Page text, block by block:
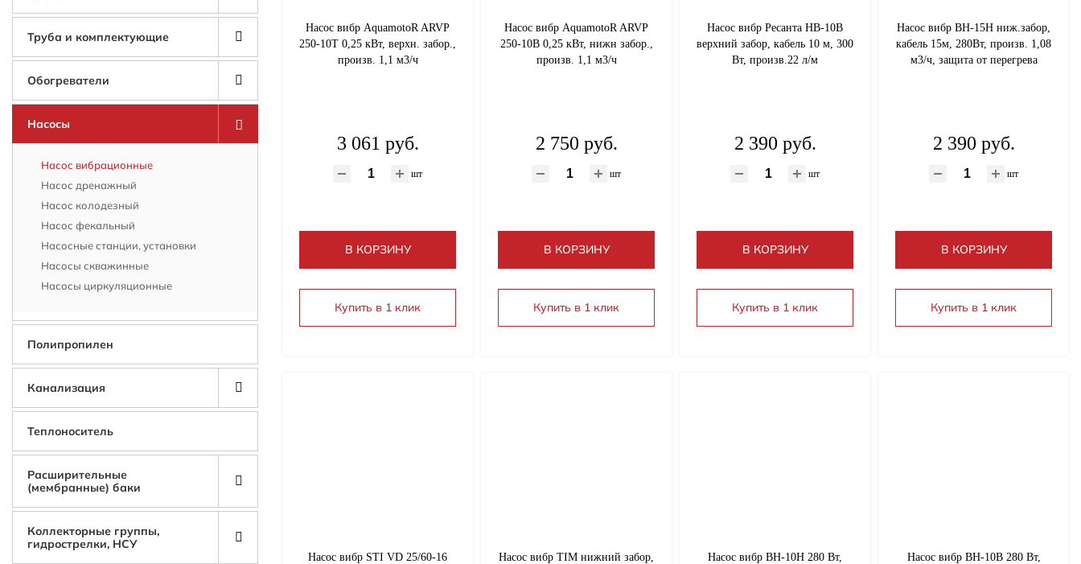
Труба и комплектующие
Обогреватели
Насосы
Насос вибрационные
Насос дренажный
Насос колодезный
Насос фекальный
Насосные станции, установки
Насосы скважинные
Насосы циркуляционные
Полипропилен
Канализация
Теплоноситель
Расширительные
(мембранные) баки
Коллекторные группы,
гидрострелки, НСУ
Насос вибр AquamotoR ARVP
250-10Т 0,25 кВт, верхн. забор.,
произв. 1,1 м3/ч
3 061 руб.
шт
В КОРЗИНУ
Купить в 1 клик
Насос вибр AquamotoR ARVP
250-10B 0,25 кВт, нижн забор.,
произв. 1,1 м3/ч
2 750 руб.
шт
В КОРЗИНУ
Купить в 1 клик
Насос вибр Ресанта НВ-10В
верхний забор, кабель 10 м, 300
Вт, произв.22 л/м
2 390 руб.
шт
В КОРЗИНУ
Купить в 1 клик
Насос вибр ВН-15Н ниж.забор,
кабель 15м, 280Вт, произв. 1,08
м3/ч, защита от перегрева
2 390 руб.
шт
В КОРЗИНУ
Купить в 1 клик
Насос вибр STI VD 25/60-16
Насос вибр TIM нижний забор,
Насос вибр ВН-10Н 280 Вт,
Насос вибр ВН-10В 280 Вт,